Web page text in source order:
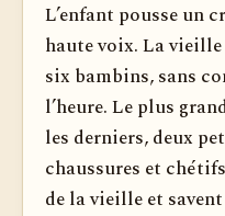
L’enfant pousse un
haute voix. La
six bambins, sans
l’heure. Le plus
les derniers, deux
chaussures et
de la vieille et